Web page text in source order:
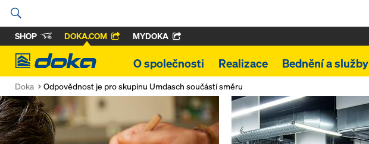
SHOP DOKA.COM MYDOKA
Doka
O společnosti Realizace Bednění a služby
Doka Odpovědnost je pro skupinu Umdasch součástí směru